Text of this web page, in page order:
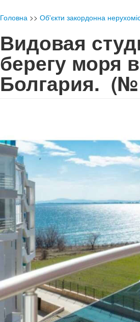
Головна >> Об'єкти закордонна
Видовая
берегу моря
Болгария. (№